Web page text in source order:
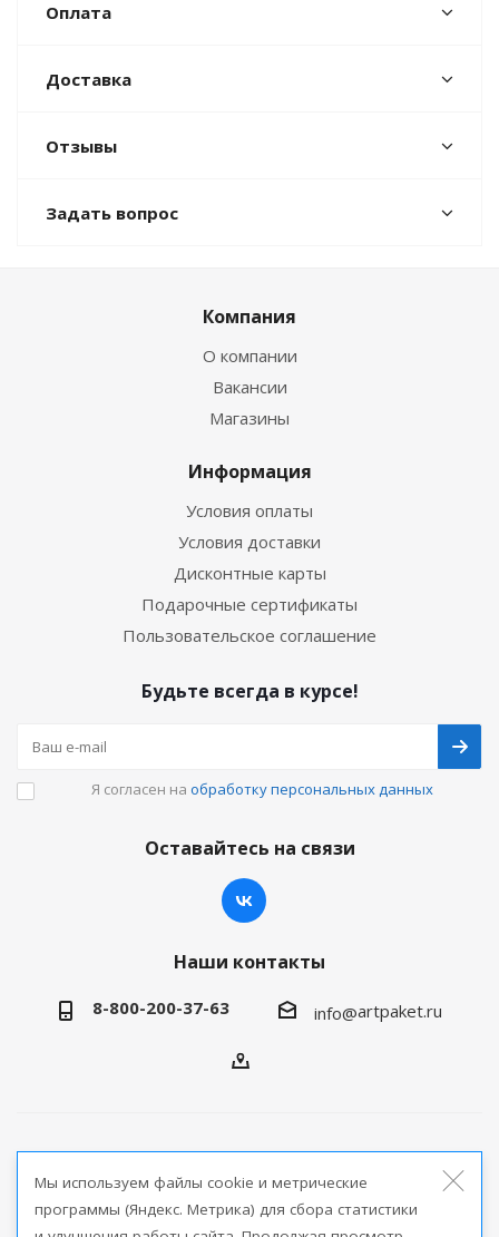
Оплата
Доставка
Отзывы
Задать вопрос
Компания
О компании
Вакансии
Магазины
Информация
Условия оплаты
Условия доставки
Дисконтные карты
Подарочные сертификаты
Пользовательское соглашение
Будьте всегда в курсе!
Я согласен на обработку персональных данных
Оставайтесь на связи
Наши контакты
8-800-200-37-63 info@artpaket.ru
продукции
Мы используем файлы cookie и метрические
программы (Яндекс. Метрика) для сбора статистики